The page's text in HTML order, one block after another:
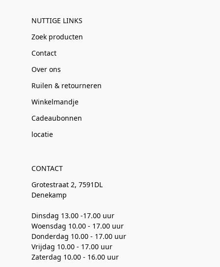
NUTTIGE LINKS
Zoek producten
Contact
Over ons
Ruilen & retourneren
Winkelmandje
Cadeaubonnen
locatie
CONTACT
Grotestraat 2, 7591DL
Denekamp
Dinsdag 13.00 -17.00 uur
Woensdag 10.00 - 17.00 uur
Donderdag 10.00 - 17.00 uur
Vrijdag 10.00 - 17.00 uur
Zaterdag 10.00 - 16.00 uur